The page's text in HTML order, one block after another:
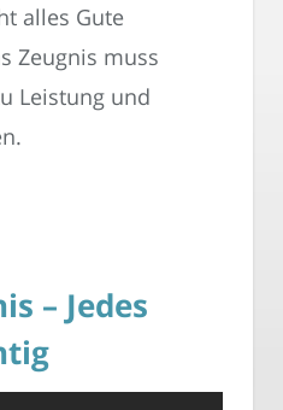
alles Gute
Zeugnis muss
Leistung und
– Jedes